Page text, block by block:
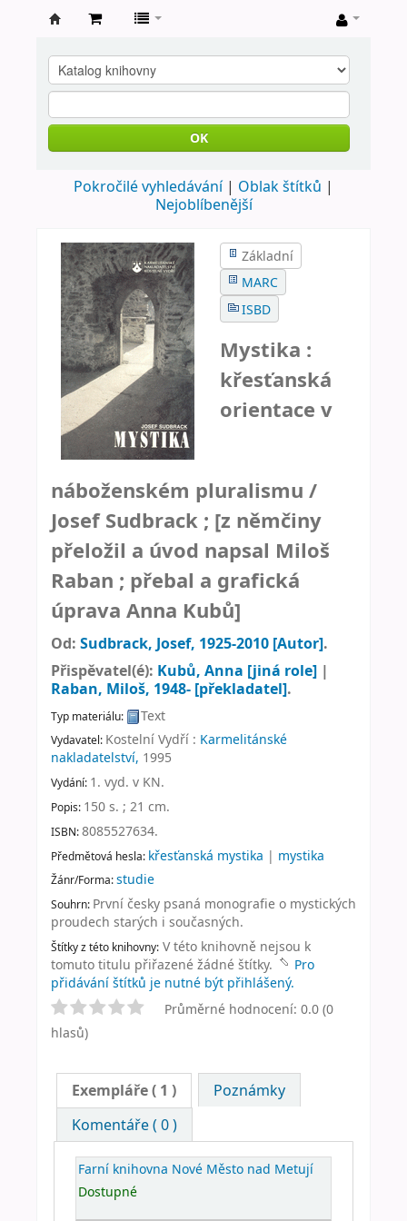
knihovna
Nové
Město
Metují
OK
Pokročilé vyhledávání
Oblak štítků
Nejoblíbenější
Základní
MARC
ISBD
Mystika :
křesťanská
orientace v
náboženském pluralismu /
Josef Sudbrack ; [z němčiny
přeložil a úvod napsal Miloš
Raban ; přebal a grafická
úprava Anna Kubů]
Od: Sudbrack, Josef, 1925-2010 [Autor].
Přispěvatel(é): Kubů, Anna [jiná role] |
Raban, Miloš, 1948- [překladatel].
Typ materiálu: Text
Vydavatel: Kostelní Vydří : Karmelitánské
nakladatelství, 1995
Vydání: 1. vyd. v KN.
Popis: 150 s. ; 21 cm.
ISBN:8085527634.
Předmětová hesla: křesťanská mystika | mystika
Žánr/Forma:studie
Souhrn: První česky psaná monografie o mystických
proudech starých i současných.
Štítky z této knihovny: V této knihovně nejsou k
tomuto titulu přiřazené žádné štítky.
Pro
přidávání štítků je nutné být přihlášený.
Průměrné hodnocení: 0.0 (0
hlasů)
Exempláře( 1 )
Poznámky
Komentáře ( 0 )
Farní knihovna Nové Město nad Metují
Dostupné